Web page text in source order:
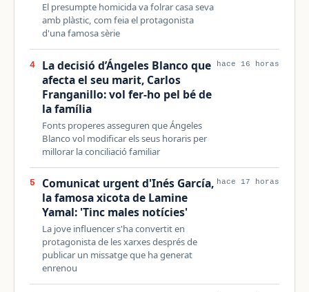
El presumpte homicida va folrar casa seva
amb plàstic, com feia el protagonista
d'una famosa sèrie
4
La decisió d’Ángeles Blanco que
afecta el seu marit, Carlos
Franganillo: vol fer-ho pel bé de
la família
Fonts properes asseguren que Ángeles
Blanco vol modificar els seus horaris per
millorar la conciliació familiar
hace 16 horas
5
Comunicat urgent d'Inés García,
la famosa xicota de Lamine
Yamal: 'Tinc males notícies'
La jove influencer s'ha convertit en
protagonista de les xarxes després de
publicar un missatge que ha generat
enrenou
hace 17 horas